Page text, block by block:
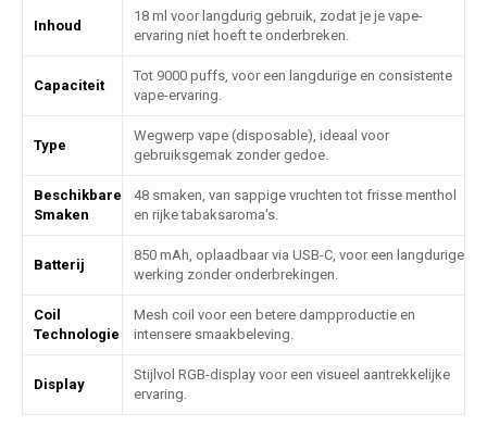
Inhoud
18 ml voor langdurig gebruik, zodat je je vape-
ervaring niet hoeft te onderbreken.
Capaciteit
Tot 9000 puffs, voor een langdurige en consistente
vape-ervaring.
Type
Wegwerp vape (disposable), ideaal voor
gebruiksgemak zonder gedoe.
Beschikbare
Smaken
48 smaken, van sappige vruchten tot frisse menthol
en rijke tabaksaroma's.
Batterij
850 mAh, oplaadbaar via USB-C, voor een langdurige
werking zonder onderbrekingen.
Coil
Technologie
Mesh coil voor een betere dampproductie en
intensere smaakbeleving.
Display
Stijlvol RGB-display voor een visueel aantrekkelijke
ervaring.